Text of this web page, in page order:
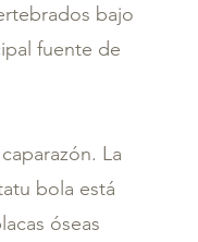
bajo
fuente de
La
bola está
óseas